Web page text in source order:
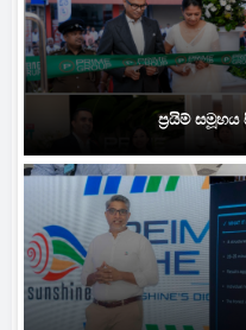
ප්‍රයිම් සමූහය